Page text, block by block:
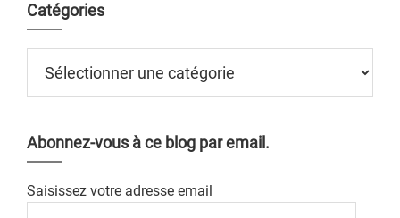
Catégories
Abonnez-vous à ce blog par email.
Saisissez votre adresse email